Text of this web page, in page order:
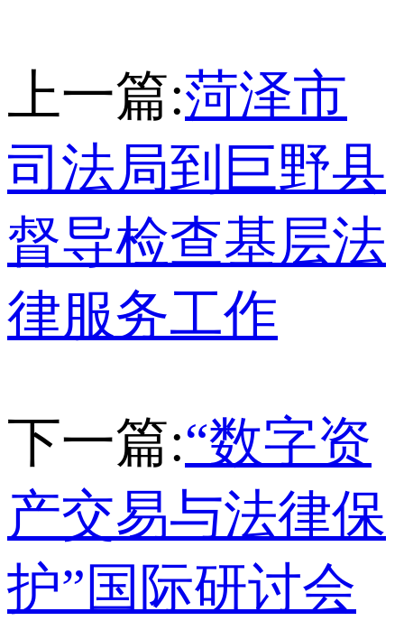
上一篇:菏泽市
司法局到巨野县
督导检查基层法
律服务工作
下一篇:“数字资
产交易与法律保
护”国际研讨会